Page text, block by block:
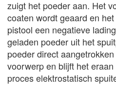
zuigt het poeder aan. Het
coaten wordt geaard en
pistool een negatieve
geladen poeder uit het
poeder direct
voorwerp en blijft het
proces elektrostatisch